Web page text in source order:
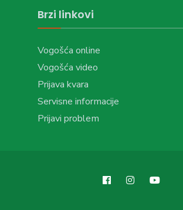
Brzi linkovi
Vogošća online
Vogošća video
Prijava kvara
Servisne informacije
Prijavi problem